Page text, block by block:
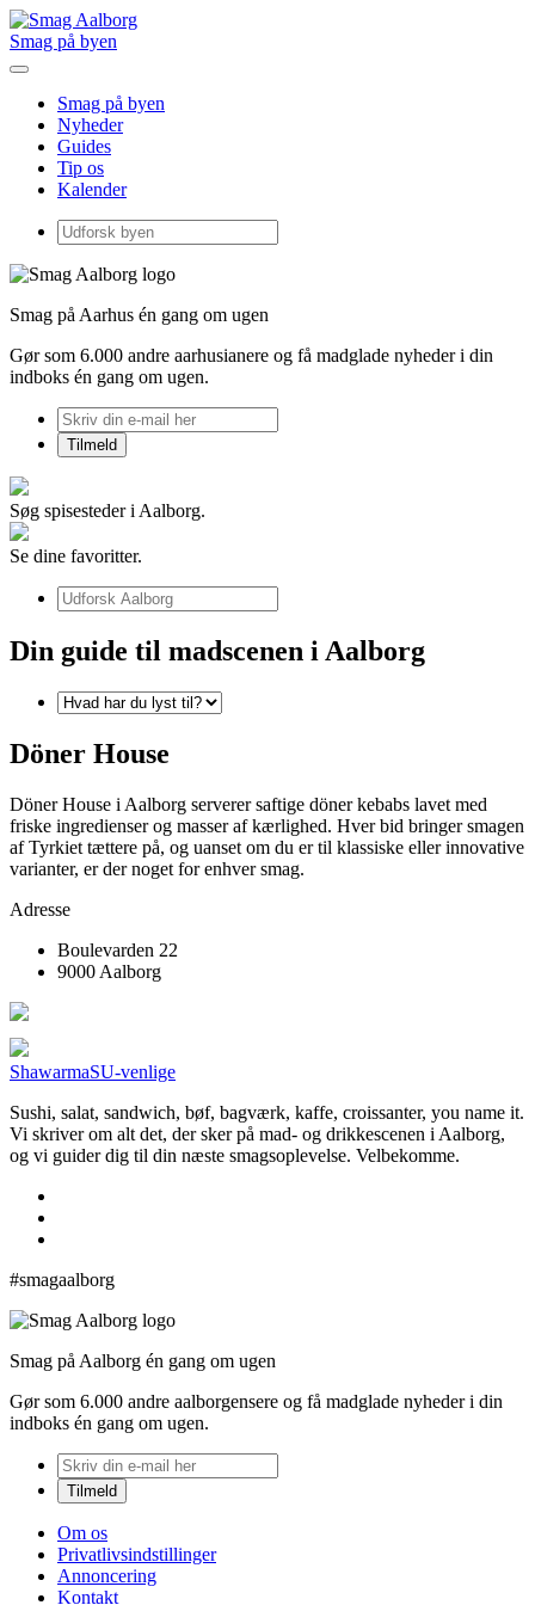
Smag på byen
Smag på byen
Nyheder
Guides
Tip os
Kalender
Smag på Aarhus én gang om ugen
Gør som 6.000 andre aarhusianere og få madglade nyheder i din
indboks én gang om ugen.
Søg spisesteder i Aalborg.
Se dine favoritter.
Din guide til madscenen i Aalborg
Döner House
Döner House i Aalborg serverer saftige döner kebabs lavet med
friske ingredienser og masser af kærlighed. Hver bid bringer smagen
af Tyrkiet tættere på, og uanset om du er til klassiske eller innovative
varianter, er der noget for enhver smag.
Adresse
Boulevarden 22
9000 Aalborg
ShawarmaSU-venlige
Sushi, salat, sandwich, bøf, bagværk, kaffe, croissanter, you name it.
Vi skriver om alt det, der sker på mad- og drikkescenen i Aalborg,
og vi guider dig til din næste smagsoplevelse. Velbekomme.
#smagaalborg
Smag på Aalborg én gang om ugen
Gør som 6.000 andre aalborgensere og få madglade nyheder i din
indboks én gang om ugen.
Om os
Privatlivsindstillinger
Annoncering
Kontakt